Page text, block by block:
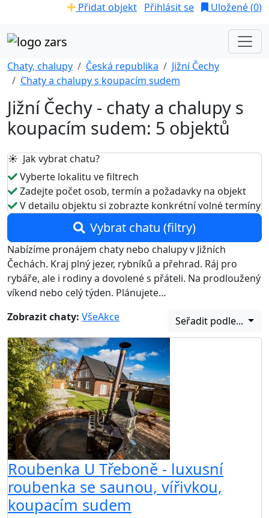
Přidat objekt Přihlásit se Uložené (0)
Chaty, chalupy Česká republika
Jižní Čechy
Chaty a chalupy s koupacím sudem
Jižní Čechy - chaty a chalupy s
koupacím sudem: 5 objektů
☀️ Jak vybrat chatu?
Vyberte lokalitu ve filtrech
Zadejte počet osob, termín a požadavky na objekt
V detailu objektu si zobrazte konkrétní volné termíny
Vybrat chatu (filtry)
Nabízíme pronájem chaty nebo chalupy v Jižních
Čechách. Kraj plný jezer, rybníků a přehrad. Ráj pro
rybáře, ale i rodiny a dovolené s přáteli. Na prodloužený
víkend nebo celý týden. Plánujete…
Zobrazit chaty: VšeAkce Seřadit podle...
Roubenka U Třeboně - luxusní
roubenka se saunou, vířivkou,
koupacím sudem